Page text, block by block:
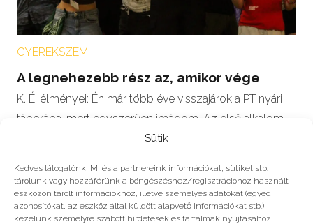
Sütik
Kedves látogatónk! Mi és a partnereink információkat, sütiket stb.
tárolunk vagy hozzáférünk a böngészéshez/regisztrációhoz használt
eszközön tárolt információkhoz, illetve személyes adatokat (egyedi
azonosítókat, az eszköz által küldött alapvető információkat stb.)
kezelünk személyre szabott hirdetések és tartalmak nyújtásához,
GYEREKSZEM
A legnehezebb rész az, amikor vége
K. É. élményei: Én már több éve visszajárok a PT nyári
táborába, mert egyszerűen imádom. Az első alkalom
#2026